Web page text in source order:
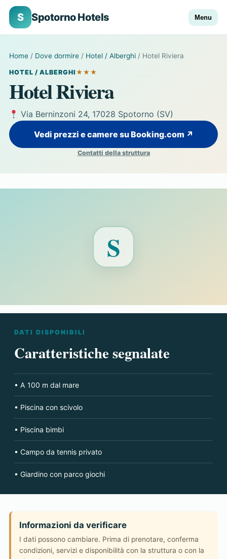
S Spotorno Hotels Menu
Home / Dove dormire / Hotel / Alberghi / Hotel Riviera
HOTEL / ALBERGHI ★★★
Hotel Riviera
Via Berninzoni 24, 17028 Spotorno (SV)
Vedi prezzi e camere su Booking.com ↗
Contatti della struttura
S
Fotografia
disponibile
DATI DISPONIBILI
Caratteristiche segnalate
• A 100 m dal mare
• Piscina con scivolo
• Piscina bimbi
• Campo da tennis privato
• Giardino con parco giochi
Informazioni da verificare
I dati possono cambiare. Prima di prenotare, conferma
condizioni, servizi e disponibilità con la struttura o con la